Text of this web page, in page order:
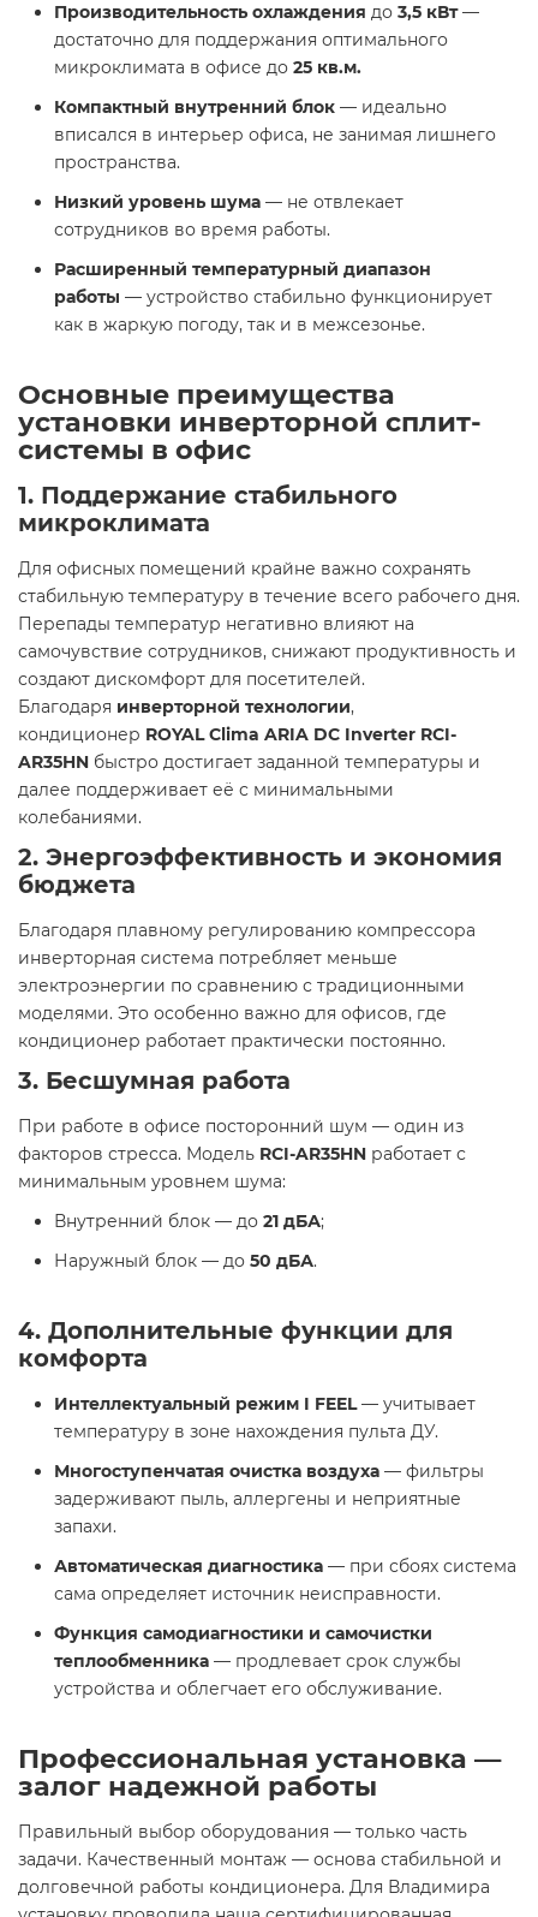
Производительность охлаждения до 3,5 кВт—
достаточно для поддержания оптимального
микроклимата в офисе до 25 кв.м.
Компактный внутренний блок — идеально
вписался в интерьер офиса, не занимая лишнего
пространства.
Низкий уровень шума — не отвлекает
сотрудников во время работы.
Расширенный температурный диапазон
работы — устройство стабильно функционирует
как в жаркую погоду, так и в межсезонье.
Основные преимущества
установки инверторной сплит-
системы в офис
1. Поддержание стабильного
микроклимата
Для офисных помещений крайне важно сохранять
стабильную температуру в течение всего рабочего дня.
Перепады температур негативно влияют на
самочувствие сотрудников, снижают продуктивность и
создают дискомфорт для посетителей.
Благодаря инверторной технологии,
кондиционер ROYAL Clima ARIA DC Inverter RCI-
AR35HN быстро достигает заданной температуры и
далее поддерживает её с минимальными
колебаниями.
2. Энергоэффективность и экономия
бюджета
Благодаря плавному регулированию компрессора
инверторная система потребляет меньше
электроэнергии по сравнению с традиционными
моделями. Это особенно важно для офисов, где
кондиционер работает практически постоянно.
3. Бесшумная работа
При работе в офисе посторонний шум — один из
факторов стресса. Модель RCI-AR35HN работает с
минимальным уровнем шума:
Внутренний блок — до 21 дБА;
Наружный блок — до 50 дБА.
4. Дополнительные функции для
комфорта
Интеллектуальный режим I FEEL— учитывает
температуру в зоне нахождения пульта ДУ.
Многоступенчатая очистка воздуха — фильтры
задерживают пыль, аллергены и неприятные
запахи.
Автоматическая диагностика — при сбоях система
сама определяет источник неисправности.
Функция самодиагностики и самочистки
теплообменника — продлевает срок службы
устройства и облегчает его обслуживание.
Профессиональная установка —
залог надежной работы
Правильный выбор оборудования — только часть
задачи. Качественный монтаж — основа стабильной и
долговечной работы кондиционера. Для Владимира